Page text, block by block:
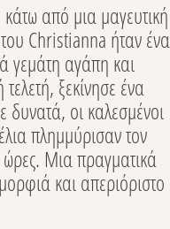
από μια μαγευτική
Christianna ήταν ένα
γεμάτη αγάπη και
ξεκίνησε ένα
δυνατά, οι καλεσμένοι
πλημμύρισαν τον
ώρες. Μια πραγματικά
και απεριόριστο